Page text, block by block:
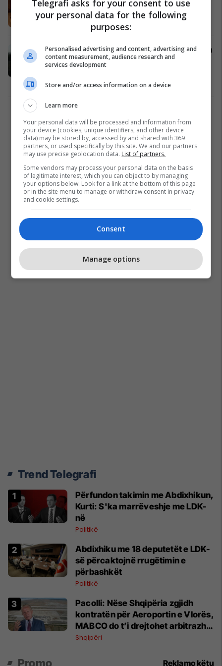
ditësh këlyshin e vjedhur (Video)
Fun Lajme 13/11/2017
Terrorizojnë me motoçikleta familjen
e kafshëve që kanë edhe këlyshët e
vegjël (Video)
Dështime 09/11/2017
Trend Telegrafi
Përfundon takimin me Abdixhikun,
Kurti: S'ka marrëveshje me LDK-
në
Politikë
Abdixhiku me 18 deputetët e LDK-
së përcaktojnë rrugëtimin e
përbashkët
Politikë
Pacolli: Nëse Shqipëria zgjidh
kontratën për Aeroportin e Vlorës,
MABCO do t’i drejtohet arbitrazhit
ndërkombëtar
Shqipëri
Promo Reklamo këtu
Telegrafi asks for your consent to use
your personal data for the following
purposes:
Personalised advertising and content, advertising and
content measurement, audience research and
services development
Store and/or access information on a device
Learn more
Your personal data will be processed and information from
your device (cookies, unique identifiers, and other device
data) may be stored by, accessed by and shared with 369
partners, or used specifically by this site. We and our partners
may use precise geolocation data. List of partners.
Some vendors may process your personal data on the basis
of legitimate interest, which you can object to by managing
your options below. Look for a link at the bottom of this page
or in the site menu to manage or withdraw consent in privacy
and cookie settings.
Consent
Manage options